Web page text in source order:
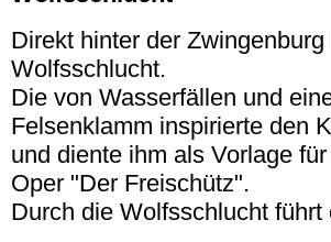
Direkt hinter der
Wolfsschlucht.
Die von Wasserfällen und
Felsenklamm inspirierte den
und diente ihm als Vorlage
Oper "Der Freischütz".
Durch die Wolfsschlucht führt